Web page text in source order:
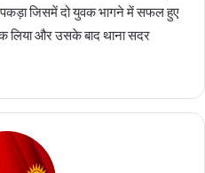
पकड़ा जिसमें दो युवक भागने में सफल हुए
लिया और उसके बाद थाना सदर